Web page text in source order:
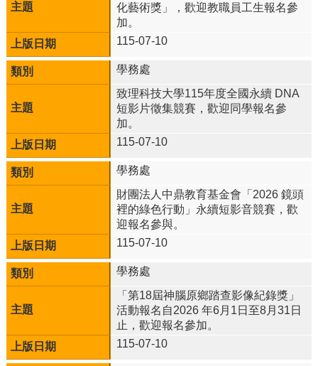
tnjh2@ms.tnjh.ylc.edu.tw
站
資
料
開
放
宣
隱
私
權
告
訊
安
全
政
策
化藝術獎」，歡迎教職員工生報名參
加。
115-07-10
學務處
致理科技大學115年度全國永續 DNA
短影片徵集競賽，歡迎同學報名參
加。
115-07-10
學務處
財團法人中鼎教育基金會「2026 鏡頭
裡的綠色行動」永續短影音競賽，歡
迎報名參與。
115-07-10
學務處
「第18屆神腦原鄉踏查影像紀錄獎」
活動報名自2026 年6月1日至8月31日
止，歡迎報名參加。
115-07-10